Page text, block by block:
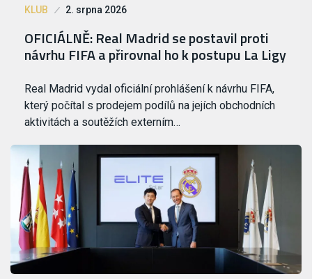
KLUB 2. srpna 2026
OFICIÁLNĚ: Real Madrid se postavil proti
návrhu FIFA a přirovnal ho k postupu La Ligy
Real Madrid vydal oficiální prohlášení k návrhu FIFA,
který počítal s prodejem podílů na jejích obchodních
aktivitách a soutěžích externím…